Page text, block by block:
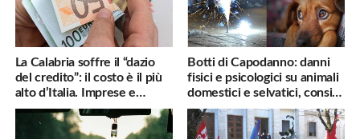
La Calabria soffre il “dazio
del credito”: il costo è il più
alto d’Italia. Imprese e
famiglie penalizzate
Botti di Capodanno: danni
fisici e psicologici su animali
domestici e selvatici, consigli
utili